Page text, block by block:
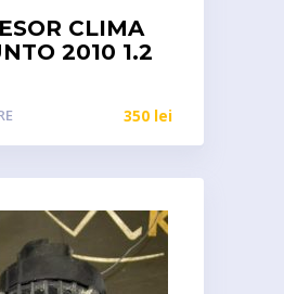
CLIMA
2010 1.2
350 lei